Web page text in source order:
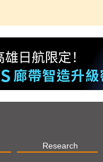
Research